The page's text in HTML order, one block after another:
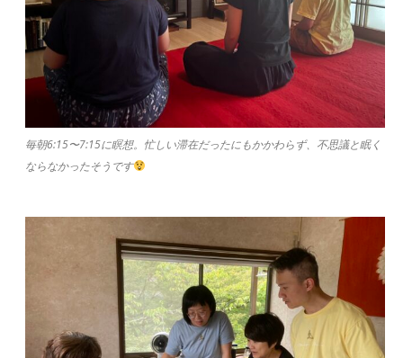
毎朝6:15〜7:15に瞑想。忙しい滞在だったにもかかわらず、不思議と眠く
ならなかったそうです